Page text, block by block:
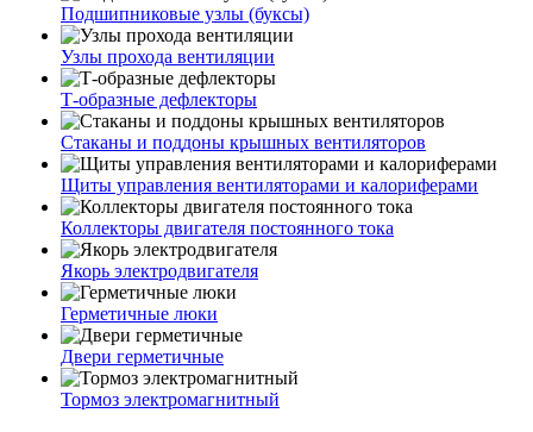
Подшипниковые узлы (буксы)
Узлы прохода вентиляции
Т-образные дефлекторы
Стаканы и поддоны крышных вентиляторов
Щиты управления вентиляторами и калориферами
Коллекторы двигателя постоянного тока
Якорь электродвигателя
Герметичные люки
Двери герметичные
Тормоз электромагнитный